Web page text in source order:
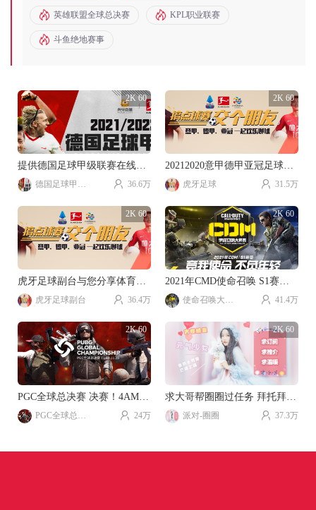
英雄联盟全球总决赛 KPL职业联赛
斗鱼绝地赛事
2K 60
德国足球甲级联赛 36.6万
2K 60
虎牙足球 31.5万
2K 60
虎牙足球副台 36.4万
2K 60
使命召唤大师赛 41.4万
2K 60
PGC全球总决赛 24万
2K 60
派对-圈圈 37.3万